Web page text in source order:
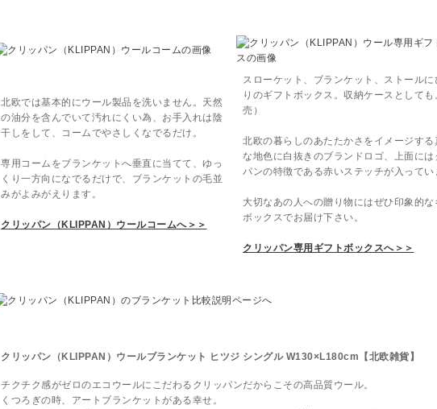
北欧では基本的にウール製品を洗いません。天然
の油分を含んでいて汚れにくい為、お手入れは陰
干しをして、コームでやさしくなでるだけ。
専用コームをブランケットへ垂直に当てて、ゆっ
くり一方向になでるだけで、ブランケットの毛並
みがよみがえります。
クリッパン（KLIPPAN）ウールコームへ＞＞
スローケット、ブランケット、ストールに
りのギフトボックス。収納ケースとしても
売）
北欧の暮らしのあたたかさをイメージする
な地色に白抜きのブランドロゴ、上面には
パンの特徴である赤いステッチが入ってい
大切なあの人への贈り物にはぜひ印象的な
ボックスでお届け下さい。
クリッパン専用ギフトボックスへ＞＞
クリッパン（KLIPPAN）ウールブランケット ヒツジ シングル W130×L180cm【北欧雑貨】
チクチク感がゼロのエコウールにこだわるクリッパンだからこその高品質ウール。
くつろぎの時、アートブランケットがある幸せ。